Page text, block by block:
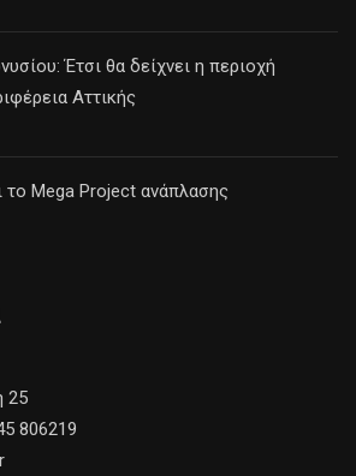
Έτσι θα δείχνει η περιοχή
Αττικής
το Mega Project ανάπλασης
25
806219